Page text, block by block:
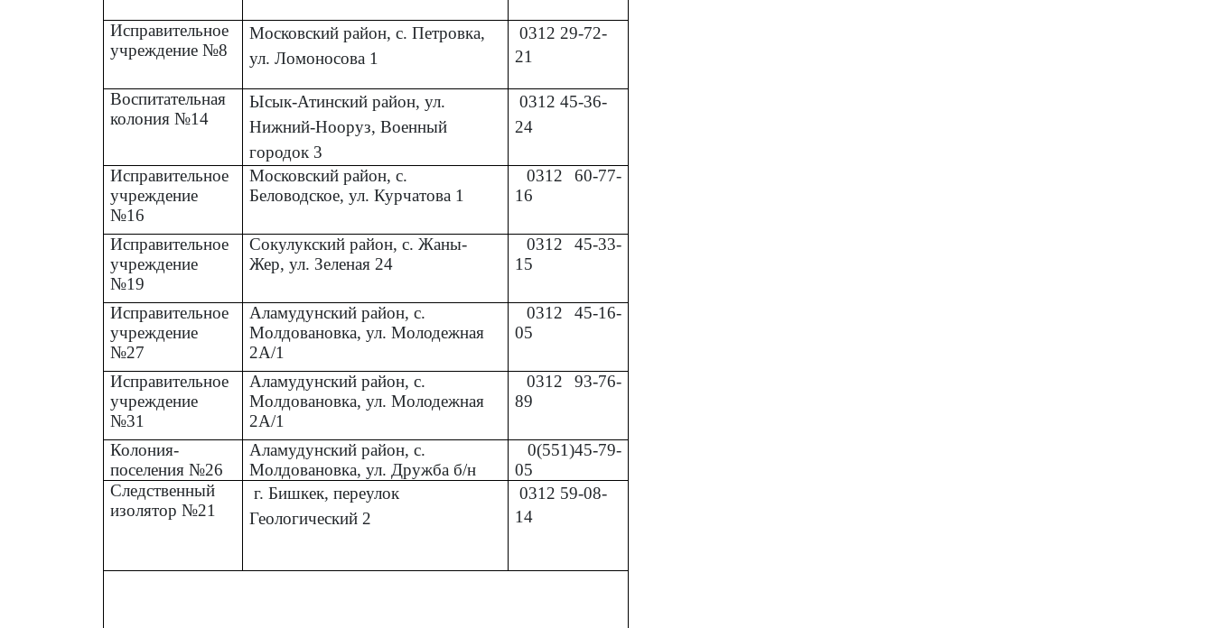
Чуйская область
Учреждения Адрес
Исправительное
учреждение №1
Аламудунский район, с.
Молдовановка ул. Пионерская 1
031245-21-
50
Исправительное
учреждение №2
г.Бишкек, Первомайский район, с.
Степное б/з ул
031246-20-
57
Исправительное
учреждение №8
Московский район, с. Петровка,
ул. Ломоносова 1
031229-72-
21
Воспитательная
колония №14
Ысык-Атинский район, ул.
Нижний-Нооруз, Военный
городок 3
031245-36-
24
Исправительное
учреждение
№16
Московский район, с.
Беловодское, ул. Курчатова 1
0312 60-77-
16
Исправительное
учреждение
№19
Сокулукский район, с. Жаны-
Жер, ул. Зеленая 24
031245-33-
15
Исправительное
Аламудунский район, с.
0312